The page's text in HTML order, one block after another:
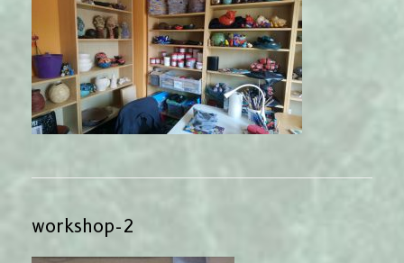
workshop-2